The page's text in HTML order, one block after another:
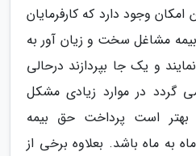
وجود دارد که کارفرمایان
حق بیمه مشاغل سخت و زیان آور به
و یک جا بپردازند درحالی
گردد در موارد زیادی مشکل
بهتر است پرداخت حق بیمه
به ماه باشد. بعلاوه برخی از